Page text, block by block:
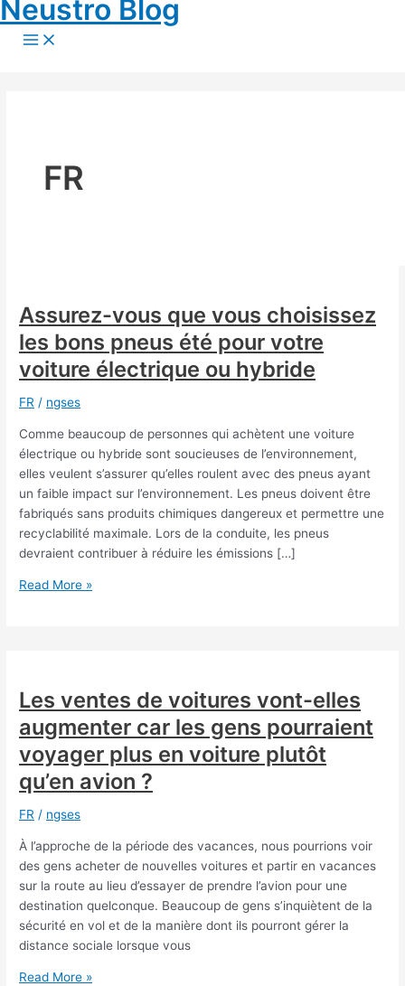
Skip
to
content
Neustro Blog
Main
Menu
FR
Assurez-vous que vous choisissez
les bons pneus été pour votre
voiture électrique ou hybride
FR / ngses
Comme beaucoup de personnes qui achètent une voiture
électrique ou hybride sont soucieuses de l’environnement,
elles veulent s’assurer qu’elles roulent avec des pneus ayant
un faible impact sur l’environnement. Les pneus doivent être
fabriqués sans produits chimiques dangereux et permettre une
recyclabilité maximale. Lors de la conduite, les pneus
devraient contribuer à réduire les émissions […]
Assurez-
bons
pneus
été
pour
votre
électrique
ou
hybride
Read More »
Les ventes de voitures vont-elles
augmenter car les gens pourraient
voyager plus en voiture plutôt
qu’en avion ?
FR / ngses
À l’approche de la période des vacances, nous pourrions voir
des gens acheter de nouvelles voitures et partir en vacances
sur la route au lieu d’essayer de prendre l’avion pour une
destination quelconque. Beaucoup de gens s’inquiètent de la
sécurité en vol et de la manière dont ils pourront gérer la
distance sociale lorsque vous
Les
Read More »